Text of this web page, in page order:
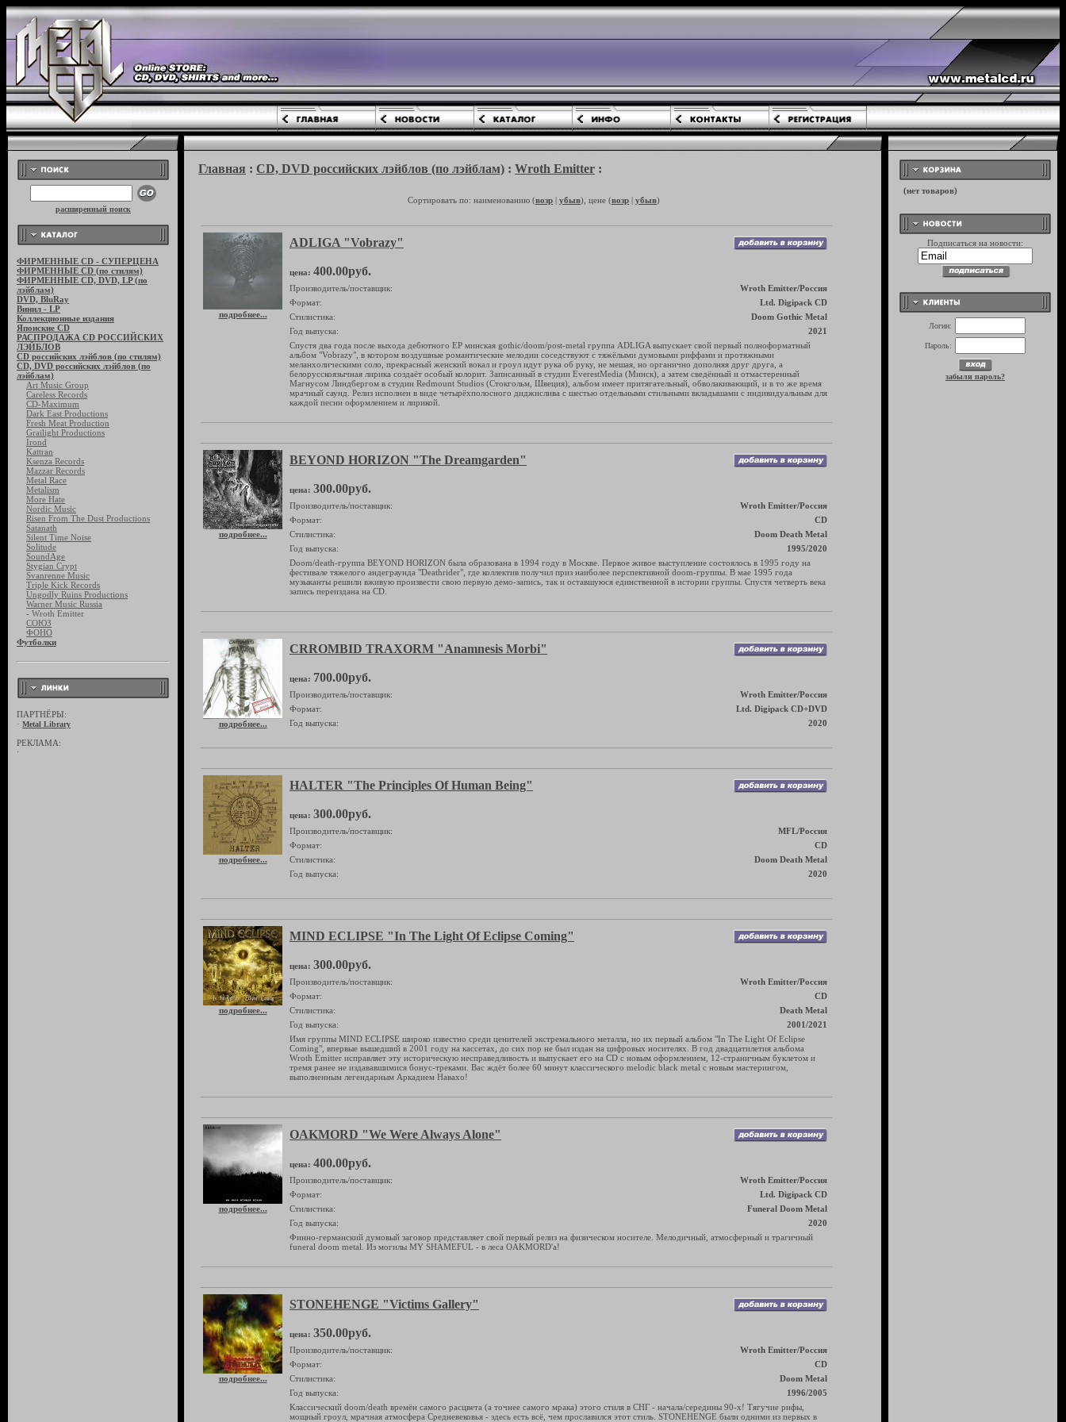
расширенный поиск
ФИРМЕННЫЕ CD - СУПЕРЦЕНА
ФИРМЕННЫЕ CD (по стилям)
ФИРМЕННЫЕ CD, DVD, LP (по
лэйблам)
DVD, BluRay
Винил - LP
Коллекционные издания
Японские CD
РАСПРОДАЖА CD РОССИЙСКИХ
ЛЭЙБЛОВ
CD российских лэйблов (по стилям)
CD, DVD российских лэйблов (по
лэйблам)
Art Music Group
Careless Records
CD-Maximum
Dark East Productions
Fresh Meat Production
Grailight Productions
Irond
Kattran
Ksenza Records
Mazzar Records
Metal Race
Metalism
More Hate
Nordic Music
Risen From The Dust Productions
Satanath
Silent Time Noise
Solitude
SoundAge
Stygian Crypt
Svanrenne Music
Triple Kick Records
Ungodly Ruins Productions
Warner Music Russia
- Wroth Emitter
СОЮЗ
ФОНО
Футболки
ПАРТНЁРЫ:
· Metal Library
РЕКЛАМА:
·
Главная : CD, DVD российских лэйблов (по лэйблам) : Wroth Emitter :
Сортировать по: наименованию (возр | убыв), цене (возр | убыв)
подробнее...
ADLIGA "Vobrazy"
цена: 400.00руб.
Производитель/поставщик:
Wroth Emitter/Россия
Формат:
Ltd. Digipack CD
Стилистика:
Doom Gothic Metal
Год выпуска:
2021
Спустя два года после выхода дебютного ЕР минская gothic/doom/post-metal группа ADLIGA выпускает свой первый полноформатный
альбом "Vobrazy", в котором воздушные романтические мелодии соседствуют с тяжёлыми думовыми риффами и протяжными
меланхолическими соло, прекрасный женский вокал и гроул идут рука об руку, не мешая, но органично дополняя друг друга, а
белорусскоязычная лирика создаёт особый колорит. Записанный в студии EverestMedia (Минск), а затем сведённый и отмастеренный
Магнусом Линдбергом в студии Redmount Studios (Стокгольм, Швеция), альбом имеет притягательный, обволакивающий, и в то же время
мрачный саунд. Релиз исполнен в виде четырёхполосного диджислива с шестью отдельными стильными вкладышами с индивидуальным для
каждой песни оформлением и лирикой.
подробнее...
BEYOND HORIZON "The Dreamgarden"
цена: 300.00руб.
Производитель/поставщик:
Wroth Emitter/Россия
Формат:
CD
Стилистика:
Doom Death Metal
Год выпуска:
1995/2020
Doom/death-группа BEYOND HORIZON была образована в 1994 году в Москве. Первое живое выступление состоялось в 1995 году на
фестивале тяжелого андеграунда "Deathrider", где коллектив получил приз наиболее перспективной doom-группы. В мае 1995 года
музыканты решили вживую произвести свою первую демо-запись, так и оставшуюся единственной в истории группы. Спустя четверть века
запись переиздана на CD.
подробнее...
CRROMBID TRAXORM "Anamnesis Morbi"
цена: 700.00руб.
Производитель/поставщик:
Wroth Emitter/Россия
Формат:
Ltd. Digipack CD+DVD
Год выпуска:
2020
подробнее...
HALTER "The Principles Of Human Being"
цена: 300.00руб.
Производитель/поставщик:
MFL/Россия
Формат:
CD
Стилистика:
Doom Death Metal
Год выпуска:
2020
подробнее...
MIND ECLIPSE "In The Light Of Eclipse Coming"
цена: 300.00руб.
Производитель/поставщик:
Wroth Emitter/Россия
Формат:
CD
Стилистика:
Death Metal
Год выпуска:
2001/2021
Имя группы MIND ECLIPSE широко известно среди ценителей экстремального металла, но их первый альбом "In The Light Of Eclipse
Coming", впервые вышедший в 2001 году на кассетах, до сих пор не был издан на цифровых носителях. В год двадцатилетия альбома
Wroth Emitter исправляет эту историческую несправедливость и выпускает его на CD с новым оформлением, 12-страничным буклетом и
тремя ранее не издававшимися бонус-треками. Вас ждёт более 60 минут классического melodic black metal с новым мастерингом,
выполненным легендарным Аркадием Навахо!
подробнее...
OAKMORD "We Were Always Alone"
цена: 400.00руб.
Производитель/поставщик:
Wroth Emitter/Россия
Формат:
Ltd. Digipack CD
Стилистика:
Funeral Doom Metal
Год выпуска:
2020
Финно-германский думовый заговор представляет свой первый релиз на физическом носителе. Мелодичный, атмосферный и трагичный
funeral doom metal. Из могилы MY SHAMEFUL - в леса OAKMORD'а!
подробнее...
STONEHENGE "Victims Gallery"
цена: 350.00руб.
Производитель/поставщик:
Wroth Emitter/Россия
Формат:
CD
Стилистика:
Doom Metal
Год выпуска:
1996/2005
Классический doom/death времён самого расцвета (а точнее самого мрака) этого стиля в СНГ - начала/середины 90-х! Тягучие рифы,
мощный гроул, мрачная атмосфера Средневековья - здесь есть всё, чем прославился этот стиль. STONEHENGE были одними из первых в
Подписаться на новости:
Логин:
Пароль:
забыли пароль?